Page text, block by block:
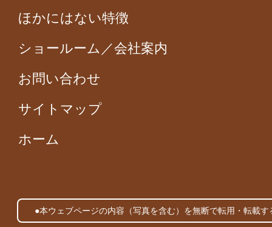
ほかにはない特徴
ショールーム／会社案内
お問い合わせ
サイトマップ
ホーム
●本ウェブページの内容（写真を含む）を無断で転用・転載